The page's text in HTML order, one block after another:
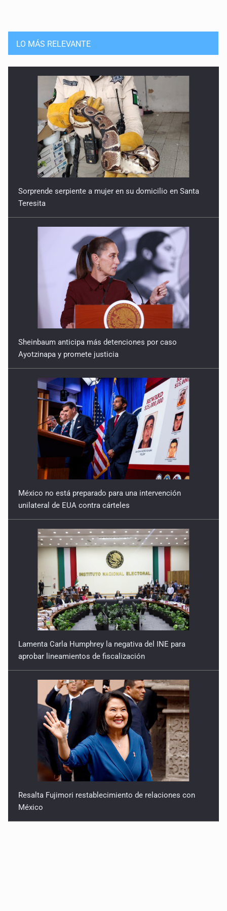
LO MÁS RELEVANTE
Sorprende serpiente a mujer en su domicilio en Santa
Teresita
Sheinbaum anticipa más detenciones por caso
Ayotzinapa y promete justicia
México no está preparado para una intervención
unilateral de EUA contra cárteles
Lamenta Carla Humphrey la negativa del INE para
aprobar lineamientos de fiscalización
Resalta Fujimori restablecimiento de relaciones con
México